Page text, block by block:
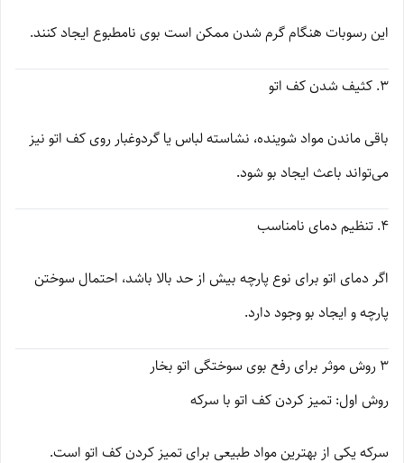
این رسوبات هنگام گرم شدن ممکن است بوی نامطبوع ایجاد کنند.
3. کثیف شدن کف اتو
باقی ماندن مواد شوینده، نشاسته لباس یا گردوغبار روی کف اتو نیز
می‌تواند باعث ایجاد بو شود.
4. تنظیم دمای نامناسب
اگر دمای اتو برای نوع پارچه بیش از حد بالا باشد، احتمال سوختن
پارچه و ایجاد بو وجود دارد.
۳ روش موثر برای رفع بوی سوختگی اتو بخار
روش اول: تمیز کردن کف اتو با سرکه
سرکه یکی از بهترین مواد طبیعی برای تمیز کردن کف اتو است.